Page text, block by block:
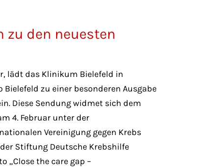
zu den neuesten
lädt das Klinikum Bielefeld in
zu einer besonderen Ausgabe
Diese Sendung widmet sich dem
4. Februar unter der
Vereinigung gegen Krebs
Stiftung Deutsche Krebshilfe
„Close the care gap –